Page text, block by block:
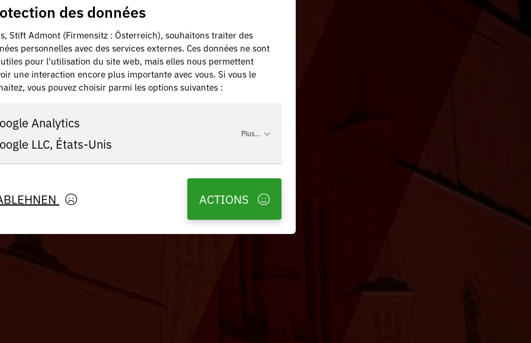
des données
Stift Admont (Firmensitz : Österreich), souhaitons traiter des
personnelles avec des services externes. Ces données ne sont
pour l'utilisation du site web, mais elles nous permettent
une interaction encore plus importante avec vous. Si vous le
vous pouvez choisir parmi les options suivantes :
Analytics
LLC, États-Unis
Plus...
ACTIONS